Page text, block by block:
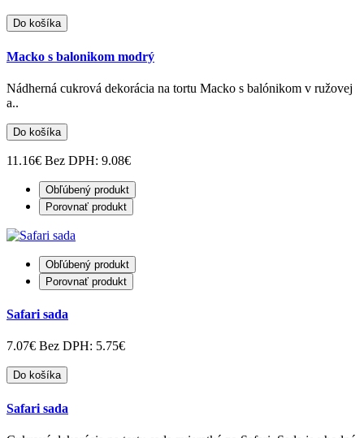
Do košíka
Macko s balonikom modrý
Nádherná cukrová dekorácia na tortu Macko s balónikom v ružovej
a..
Do košíka
11.16€ Bez DPH: 9.08€
Obľúbený produkt
Porovnať produkt
Obľúbený produkt
Porovnať produkt
Safari sada
7.07€ Bez DPH: 5.75€
Do košíka
Safari sada